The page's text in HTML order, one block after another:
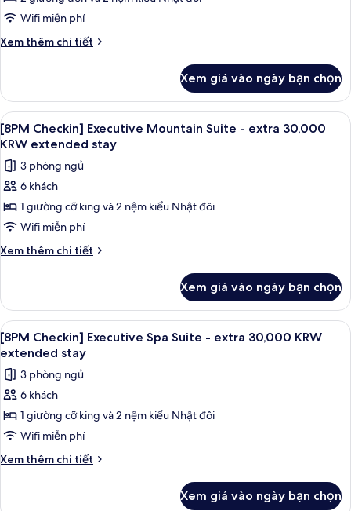
extended
Junior
Suite
extra
30,000
KRW
extended
stay
Wifi miễn phí
Xem thêm chi tiết
Chi
[8PM
Checkin]
Junior
Suite
extra
KRW
extended
Xem giá vào ngày bạn chọn
Xem
tất
cả
ảnh
[8PM
Checkin]
Executive
Mountain
extra
30,000
KRW
extended
stay
TV màn hình phẳng 55-inch có
1
[8PM Checkin] Executive Mountain Suite - extra 30,000
KRW extended stay
3 phòng ngủ
6 khách
1 giường cỡ king và 2 nệm kiểu Nhật đôi
Wifi miễn phí
Xem thêm chi tiết
Chi
[8PM
Checkin]
Executive
Mountain
extra
KRW
extended
Xem giá vào ngày bạn chọn
Xem
tất
cả
ảnh
[8PM
Checkin]
Executive
Spa
Máy sấy tóc, áo choàng tắm, chậu
1
[8PM Checkin] Executive Spa Suite - extra 30,000 KRW
extended stay
3 phòng ngủ
6 khách
1 giường cỡ king và 2 nệm kiểu Nhật đôi
Wifi miễn phí
Xem thêm chi tiết
Chi
Xem giá vào ngày bạn chọn